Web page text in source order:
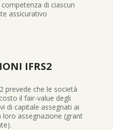
di ciascun
assicurativo
IFRS2
prevede che le società
il fair-value degli
di capitale assegnati ai
loro assegnazione (grant